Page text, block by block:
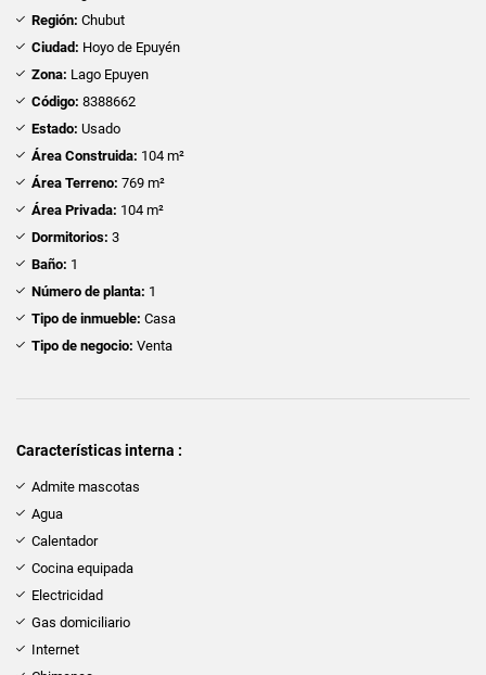
Región: Chubut
Ciudad: Hoyo de Epuyén
Zona: Lago Epuyen
Código: 8388662
Estado: Usado
Área Construida: 104 m²
Área Terreno: 769 m²
Área Privada: 104 m²
Dormitorios: 3
Baño: 1
Número de planta: 1
Tipo de inmueble: Casa
Tipo de negocio: Venta
Características interna :
Admite mascotas
Agua
Calentador
Cocina equipada
Electricidad
Gas domiciliario
Internet